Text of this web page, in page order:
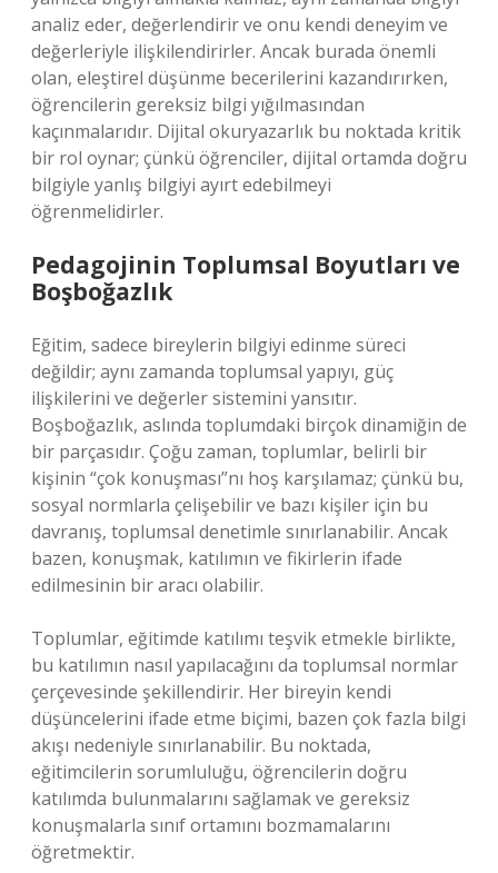
analiz eder, değerlendirir ve onu kendi deneyim ve
değerleriyle ilişkilendirirler. Ancak burada önemli
olan, eleştirel düşünme becerilerini kazandırırken,
öğrencilerin gereksiz bilgi yığılmasından
kaçınmalarıdır. Dijital okuryazarlık bu noktada kritik
bir rol oynar; çünkü öğrenciler, dijital ortamda doğru
bilgiyle yanlış bilgiyi ayırt edebilmeyi
öğrenmelidirler.
Pedagojinin Toplumsal Boyutları ve
Boşboğazlık
Eğitim, sadece bireylerin bilgiyi edinme süreci
değildir; aynı zamanda toplumsal yapıyı, güç
ilişkilerini ve değerler sistemini yansıtır.
Boşboğazlık, aslında toplumdaki birçok dinamiğin de
bir parçasıdır. Çoğu zaman, toplumlar, belirli bir
kişinin “çok konuşması”nı hoş karşılamaz; çünkü bu,
sosyal normlarla çelişebilir ve bazı kişiler için bu
davranış, toplumsal denetimle sınırlanabilir. Ancak
bazen, konuşmak, katılımın ve fikirlerin ifade
edilmesinin bir aracı olabilir.
Toplumlar, eğitimde katılımı teşvik etmekle birlikte,
bu katılımın nasıl yapılacağını da toplumsal normlar
çerçevesinde şekillendirir. Her bireyin kendi
düşüncelerini ifade etme biçimi, bazen çok fazla bilgi
akışı nedeniyle sınırlanabilir. Bu noktada,
eğitimcilerin sorumluluğu, öğrencilerin doğru
katılımda bulunmalarını sağlamak ve gereksiz
konuşmalarla sınıf ortamını bozmamalarını
öğretmektir.